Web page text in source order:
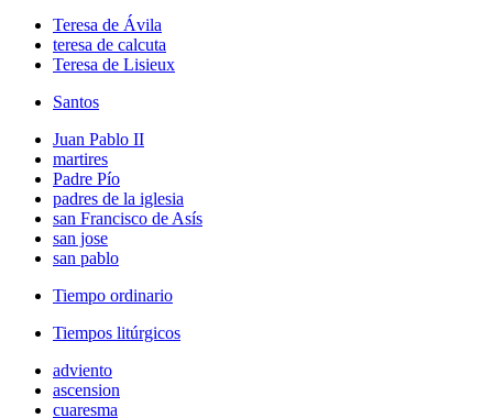
Teresa de Ávila
teresa de calcuta
Teresa de Lisieux
Santos
Juan Pablo II
martires
Padre Pío
padres de la iglesia
san Francisco de Asís
san jose
san pablo
Tiempo ordinario
Tiempos litúrgicos
adviento
ascension
cuaresma